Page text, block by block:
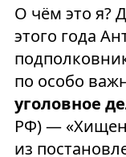
О чём это я?
этого года
по особо
уголовное
РФ) —
из